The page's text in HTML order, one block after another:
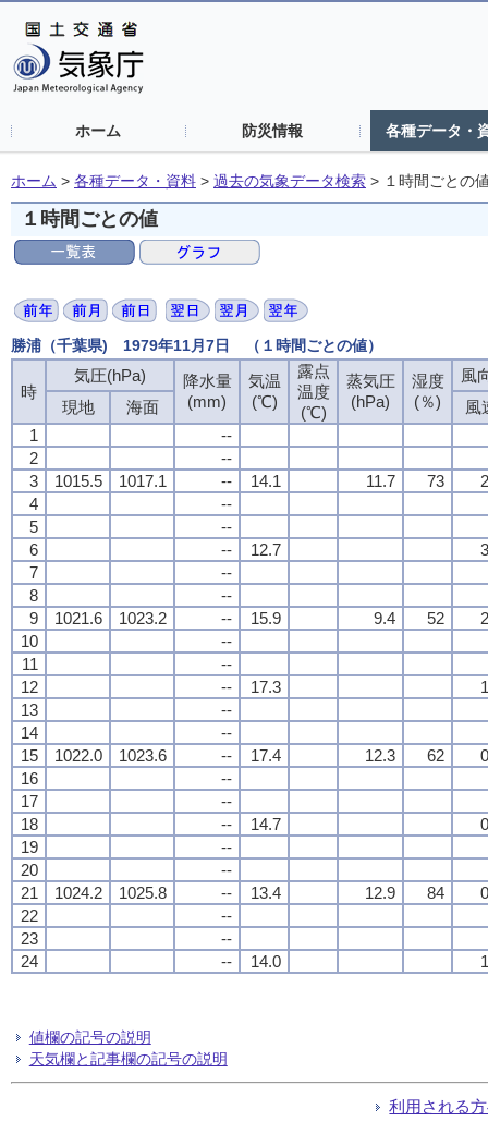
ホーム 防災情報 各種データ・
ホーム > 各種データ・資料 > 過去の気象データ検索 > １時間ごとの
１時間ごとの値
勝浦（千葉県) 1979年11月7日 （１時間ごとの値）
時
気圧(hPa)
降水量
(mm)
気温
(℃)
露点
温度
(℃)
蒸気圧
(hPa)
湿度
(％)
風
現地
海面
風
1
--
2
--
3
1015.5 1017.1 -- 14.1 11.7 73
4
--
5
--
6
-- 12.7
7
--
8
--
9
1021.6 1023.2 -- 15.9 9.4 52
10
--
11
--
12
-- 17.3
13
--
14
--
15
1022.0 1023.6 -- 17.4 12.3 62
16
--
17
--
18
-- 14.7
19
--
20
--
21
1024.2 1025.8 -- 13.4 12.9 84
22
--
23
--
24
-- 14.0
値欄の記号の説明
天気欄と記事欄の記号の説明
利用される